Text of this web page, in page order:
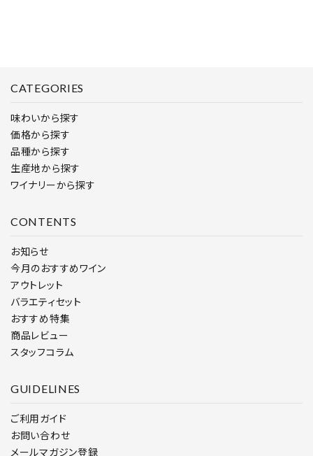
CATEGORIES
味わいから探す
価格から探す
品種から探す
生産地から探す
ワイナリーから探す
CONTENTS
お知らせ
今月のおすすめワイン
アウトレット
バラエティセット
おすすめ特集
商品レビュー
スタッフコラム
GUIDELINES
ご利用ガイド
お問い合わせ
メールマガジン登録